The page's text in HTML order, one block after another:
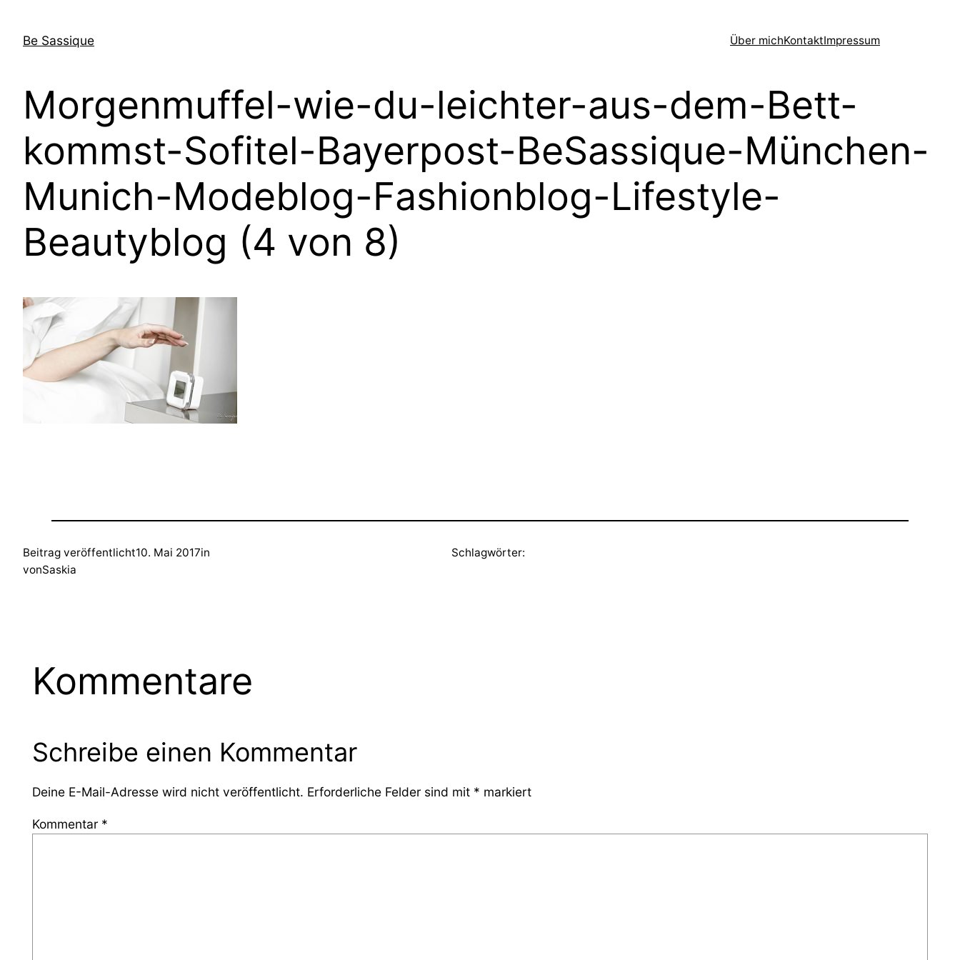
InhaltBe Sassique Über michKontaktImpressum
Morgenmuffel-wie-du-leichter-aus-dem-Bett-
kommst-Sofitel-Bayerpost-BeSassique-München-
Munich-Modeblog-Fashionblog-Lifestyle-
Beautyblog (4 von 8)
Beitrag veröffentlicht10. Mai 2017in
vonSaskia
Schlagwörter:
Kommentare
Schreibe einen Kommentar
Deine E-Mail-Adresse wird nicht veröffentlicht. Erforderliche Felder sind mit * markiert
Kommentar *